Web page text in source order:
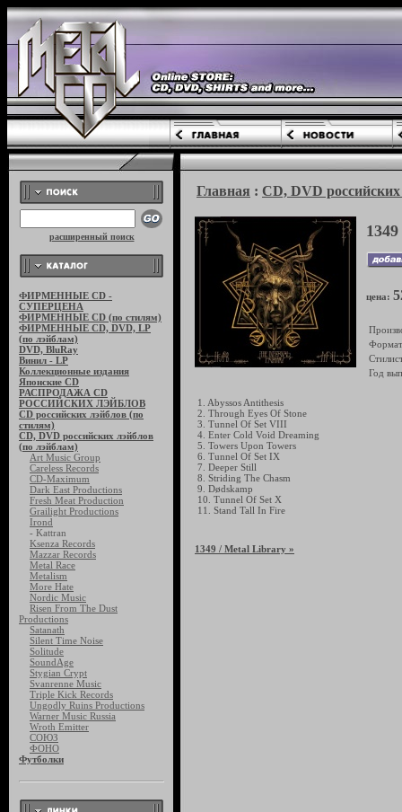
расширенный поиск
ФИРМЕННЫЕ CD -
СУПЕРЦЕНА
ФИРМЕННЫЕ CD (по стилям)
ФИРМЕННЫЕ CD, DVD, LP
(по лэйблам)
DVD, BluRay
Винил - LP
Коллекционные издания
Японские CD
РАСПРОДАЖА CD
РОССИЙСКИХ ЛЭЙБЛОВ
CD российских лэйблов (по
стилям)
CD, DVD российских лэйблов
(по лэйблам)
Art Music Group
Careless Records
CD-Maximum
Dark East Productions
Fresh Meat Production
Grailight Productions
Irond
- Kattran
Ksenza Records
Mazzar Records
Metal Race
Metalism
More Hate
Nordic Music
Risen From The Dust
Productions
Satanath
Silent Time Noise
Solitude
SoundAge
Stygian Crypt
Svanrenne Music
Triple Kick Records
Ungodly Ruins Productions
Warner Music Russia
Wroth Emitter
СОЮЗ
ФОНО
Футболки
Главная : CD, DVD
цена:
Год
1. Abyssos Antithesis
2. Through Eyes Of Stone
3. Tunnel Of Set VIII
4. Enter Cold Void Dreaming
5. Towers Upon Towers
6. Tunnel Of Set IX
7. Deeper Still
8. Striding The Chasm
9. Dødskamp
10. Tunnel Of Set X
11. Stand Tall In Fire
1349 / Metal Library »